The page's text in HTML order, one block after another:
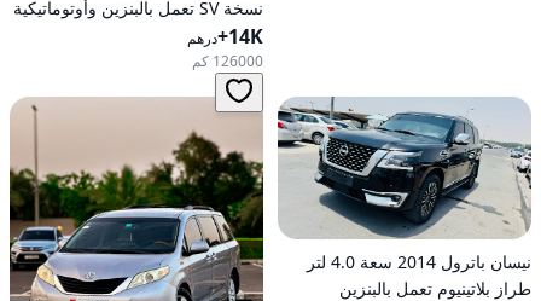
نسخة SV تعمل بالبنزين وأوتوماتيكية
للدفع الأمامي
14K+ درهم
126000 كم
نيسان باترول 2014 سعة 4.0 لتر
طراز بلاتينيوم تعمل بالبنزين